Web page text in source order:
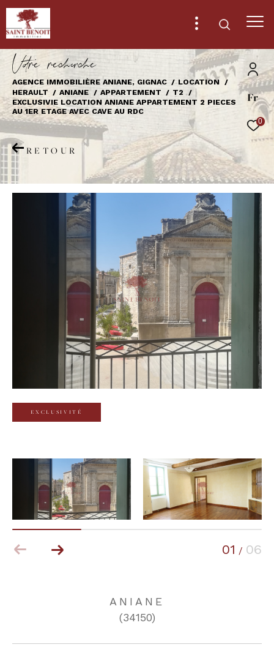
Fr
0
Vore recece
AGENCE IMMOBILIÈRE ANIANE, GIGNAC
LOCATION
HERAULT
ANIANE APPARTEMENT
T2
EXCLUSIVIE LOCATION ANIANE APPARTEMENT 2 PIECES
AU 1ER ETAGE AVEC CAVE AU RDC
RETOUR
EXCLUSIVITÉ
01 / 06
ANIANE
(34150)
Effectuer une recherche
et trouver le bien qui correspond à vos
critères
Location
Type de bien
Surface
Référence
AFFINER LES CRITÈRES
TERRASSE PARKING PISCINE